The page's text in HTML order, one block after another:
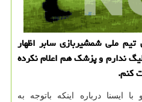
ملی شمشیربازی سابر اظهار
ندارم و پزشک هم اعلام نکرده
کنم.
ایسنا درباره اینکه باتوجه به